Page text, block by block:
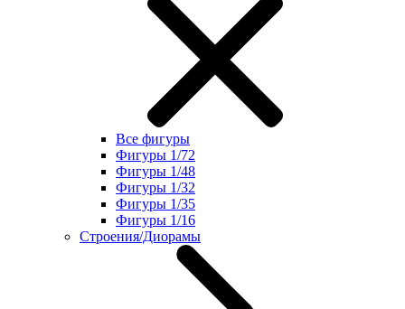
Все фигуры
Фигуры 1/72
Фигуры 1/48
Фигуры 1/32
Фигуры 1/35
Фигуры 1/16
Строения/Диорамы